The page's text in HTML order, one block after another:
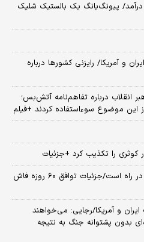
پیونگ‌یانگ یک بالستیک شلیک
و آمریکا/ رایزنی کشورها درباره
انقلاب درباره تفاهم‌نامه آتش‌بس؛
این موضوع سوءاستفاده کردند +فیلم
کوثری را تکذیب کرد +جزئیات
العربیه: توافق بازگشایی تنگه هرمز در راه است/جزئیات توافق ۶۰ روزه فاش
و آمریکا/رجایی: می‌خواهند
بدون پشتوانه جنگ به نتیجه